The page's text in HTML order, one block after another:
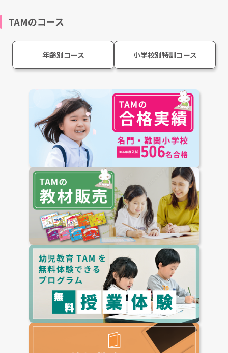
TAMのコース
年齢別コース 小学校別特訓コース